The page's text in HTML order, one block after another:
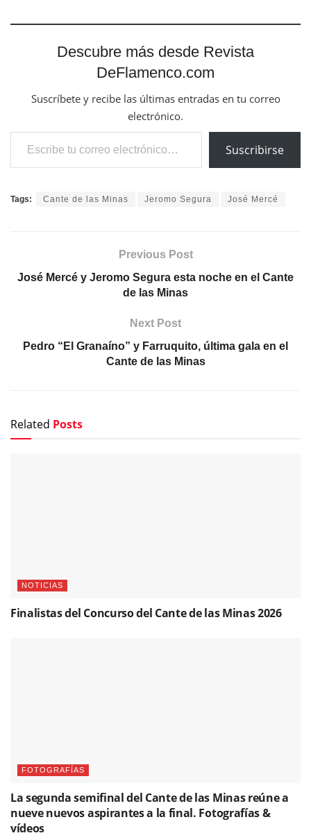
Descubre más desde Revista
DeFlamenco.com
Suscríbete y recibe las últimas entradas en tu correo
electrónico.
Escribe tu correo electrónico…
Suscribirse
Tags: Cante de las Minas Jeromo Segura José Mercé
Previous Post
José Mercé y Jeromo Segura esta noche en el Cante
de las Minas
Next Post
Pedro “El Granaíno” y Farruquito, última gala en el
Cante de las Minas
Related Posts
NOTICIAS
Finalistas del Concurso del Cante de las Minas 2026
FOTOGRAFÍAS
La segunda semifinal del Cante de las Minas reúne a
nueve nuevos aspirantes a la final. Fotografías &
vídeos